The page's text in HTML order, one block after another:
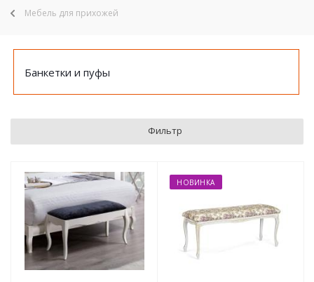
Мебель для прихожей
Банкетки и пуфы
Фильтр
НОВИНКА